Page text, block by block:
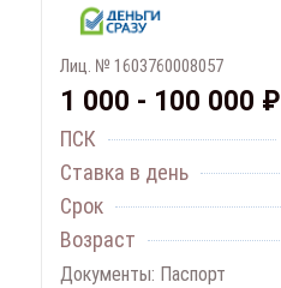
Лиц. № 1603760008057
1 000 - 100 000 ₽
ПСК
Ставка в день
Срок
Возраст
Документы: Паспорт